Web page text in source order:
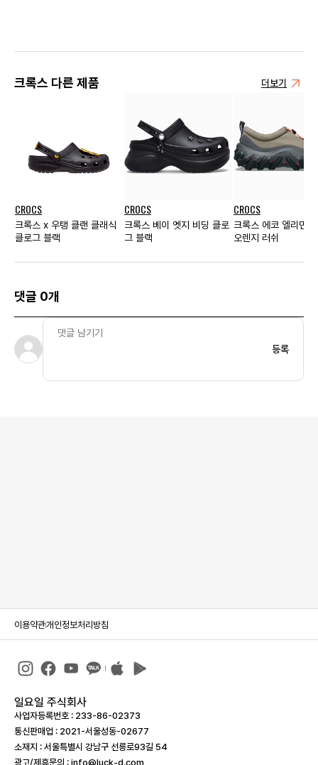
크록스 다른 제품 더보기
CROCS
크록스 x 우탱 클랜 클래식
클로그 블랙
CROCS
크록스 베이 엣지 비딩 클로
그 블랙
CROCS
크록스 에코 엘리먼
오렌지 러쉬
댓글 0개
등록
이용약관개인정보처리방침
일요일 주식회사
사업자등록번호 : 233-86-023­73
통신판매업 : 2021-서울성동-02677
소재지 : 서울특별시 강남구 선릉로93길 54
광고/제휴문의 : info@luck-d.com